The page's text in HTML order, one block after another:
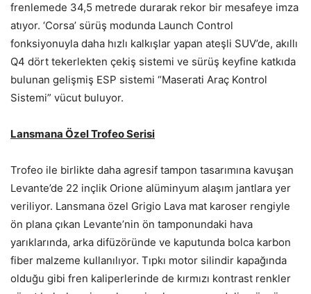
frenlemede 34,5 metrede durarak rekor bir mesafeye imza
atıyor. ‘Corsa’ sürüş modunda Launch Control
fonksiyonuyla daha hızlı kalkışlar yapan ateşli SUV’de, akıllı
Q4 dört tekerlekten çekiş sistemi ve sürüş keyfine katkıda
bulunan gelişmiş ESP sistemi “Maserati Araç Kontrol
Sistemi” vücut buluyor.
Lansmana Özel Trofeo Serisi
Trofeo ile birlikte daha agresif tampon tasarımına kavuşan
Levante’de 22 inçlik Orione alüminyum alaşım jantlara yer
veriliyor. Lansmana özel Grigio Lava mat karoser rengiyle
ön plana çıkan Levante’nin ön tamponundaki hava
yarıklarında, arka difüzöründe ve kaputunda bolca karbon
fiber malzeme kullanılıyor. Tıpkı motor silindir kapağında
olduğu gibi fren kaliperlerinde de kırmızı kontrast renkler